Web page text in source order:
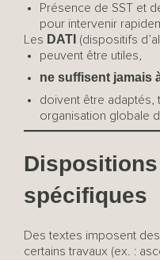
Présence de SST et
pour intervenir
Les DATI (dispositifs
peuvent être utiles,
ne suffisent jamais
doivent être adaptés,
organisation globale
spécifiques
Des textes imposent
certains travaux (ex. :